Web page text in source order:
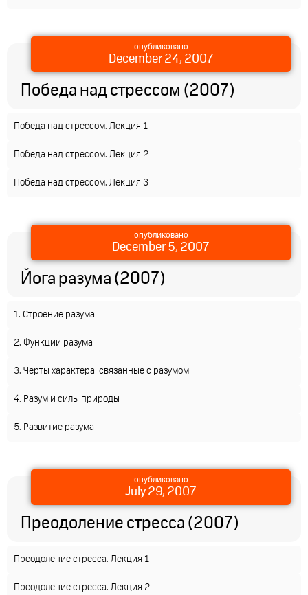
опубликовано
December 24, 2007
Победа над стрессом (2007)
Победа над стрессом. Лекция 1
Победа над стрессом. Лекция 2
Победа над стрессом. Лекция 3
опубликовано
December 5, 2007
Йога разума (2007)
1. Строение разума
2. Функции разума
3. Черты характера, связанные с разумом
4. Разум и силы природы
5. Развитие разума
опубликовано
July 29, 2007
Преодоление стресса (2007)
Преодоление стресса. Лекция 1
Преодоление стресса. Лекция 2